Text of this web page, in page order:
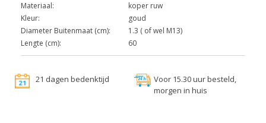
Materiaal:
koper ruw
Kleur:
goud
Diameter Buitenmaat (cm):
1.3 ( of wel M13)
Lengte (cm):
60
21 dagen bedenktijd
Voor 15.30 uur besteld,
morgen in huis